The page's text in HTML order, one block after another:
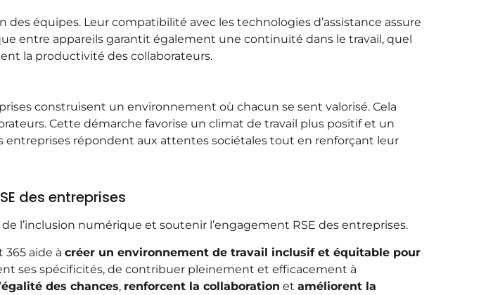
équipes. Leur compatibilité avec les technologies d’assistance assure
entre appareils garantit également une continuité dans le travail, quel
la productivité des collaborateurs.
construisent un environnement où chacun se sent valorisé. Cela
Cette démarche favorise un climat de travail plus positif et un
entreprises répondent aux attentes sociétales tout en renforçant leur
des entreprises
l’inclusion numérique et soutenir l’engagement RSE des entreprises.
365 aide à créer un environnement de travail inclusif et équitable pour
ses spécificités, de contribuer pleinement et efficacement à
égalité des chances, renforcent la collaboration et améliorent la